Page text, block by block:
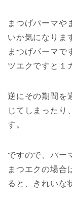
まつげパーマや
いか気になりま
まつげパーマで
ツエクですと１
逆にその期間を
じてしまったり
す。
ですので、パー
まつエクの場合
ると、きれいな